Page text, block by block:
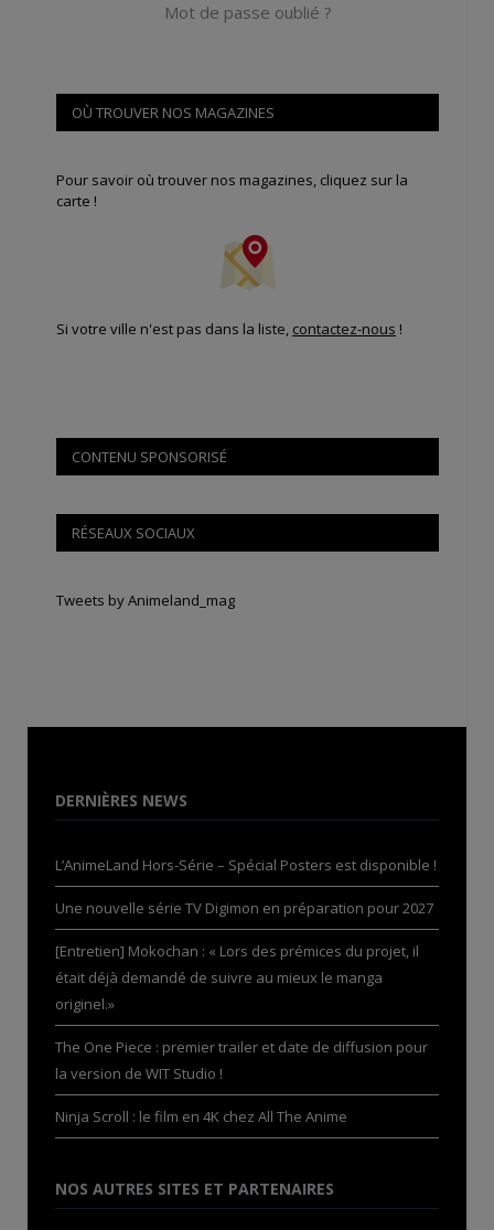
Mot de passe oublié ?
OÙ TROUVER NOS MAGAZINES
Pour savoir où trouver nos magazines, cliquez sur la
carte !
Si votre ville n'est pas dans la liste, contactez-nous !
CONTENU SPONSORISÉ
RÉSEAUX SOCIAUX
Tweets by Animeland_mag
DERNIÈRES NEWS
L’AnimeLand Hors-Série – Spécial Posters est disponible !
Une nouvelle série TV Digimon en préparation pour 2027
[Entretien] Mokochan : « Lors des prémices du projet, il
était déjà demandé de suivre au mieux le manga
originel.»
The One Piece : premier trailer et date de diffusion pour
la version de WIT Studio !
Ninja Scroll : le film en 4K chez All The Anime
NOS AUTRES SITES ET PARTENAIRES